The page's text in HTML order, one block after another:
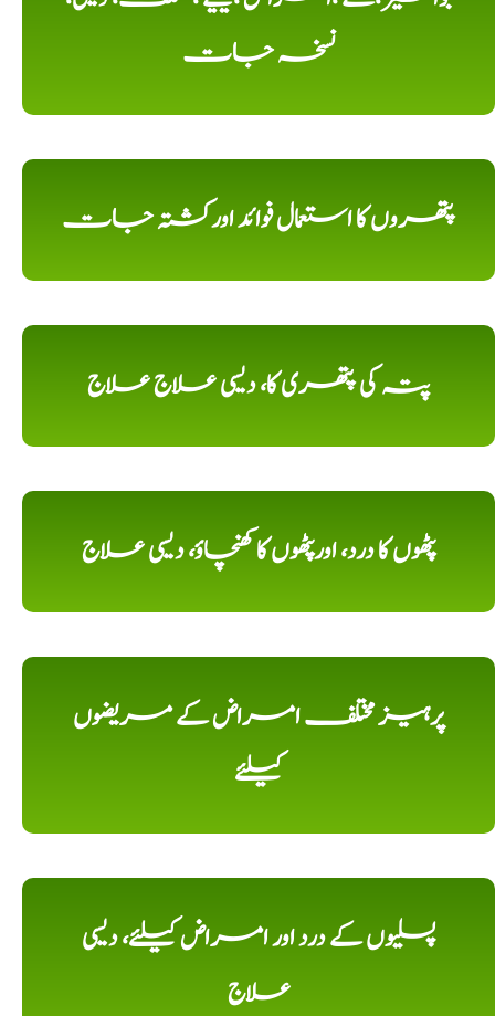
نسخہ جات
پتھروں کا استعمال فوائد اورکشتہ جات
پتہ کی پتھری کا، دیسی علاج علاج
پٹھوں کا درد، اورپٹھوں کا کھنچاؤ، دیسی علاج
پرہیز مختلف امراض کے مریضوں
کیلئے
پسلیوں کے درد اور امراض کیلئے، دیسی
علاج